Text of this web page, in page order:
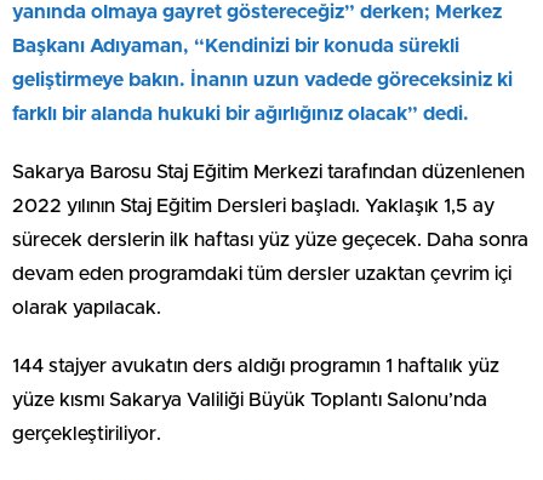
yanında olmaya gayret göstereceğiz” derken; Merkez
Başkanı Adıyaman, “Kendinizi bir konuda sürekli
geliştirmeye bakın. İnanın uzun vadede göreceksiniz ki
farklı bir alanda hukuki bir ağırlığınız olacak” dedi.
Sakarya Barosu Staj Eğitim Merkezi tarafından düzenlenen
2022 yılının Staj Eğitim Dersleri başladı. Yaklaşık 1,5 ay
sürecek derslerin ilk haftası yüz yüze geçecek. Daha sonra
devam eden programdaki tüm dersler uzaktan çevrim içi
olarak yapılacak.
144 stajyer avukatın ders aldığı programın 1 haftalık yüz
yüze kısmı Sakarya Valiliği Büyük Toplantı Salonu’nda
gerçekleştiriliyor.